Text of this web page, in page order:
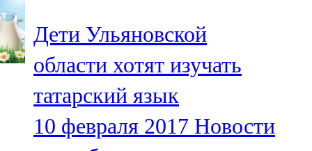
105,5 FM
Дети Ульяновской
области хотят изучать
татарский язык
10 февраля 2017 Новости